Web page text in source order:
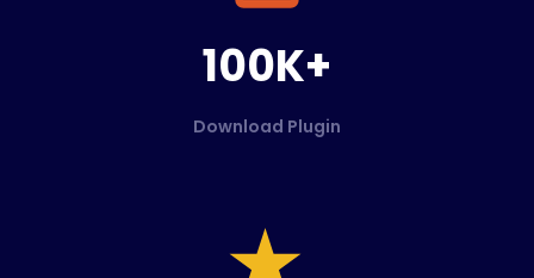
100K+
Download Plugin